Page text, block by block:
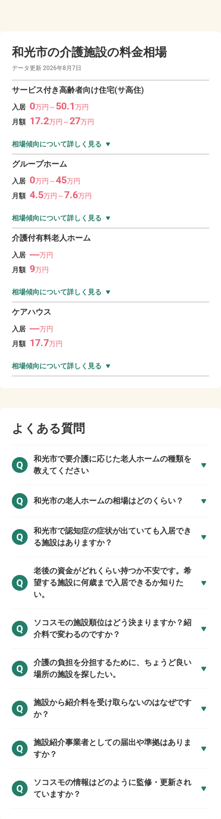
和光市の介護施設の料金相場
データ更新 2026年8月7日
サービス付き高齢者向け住宅(サ高住)
入居 0万円～ 50.1万円
月額 17.2万円～27万円
相場傾向について詳しく見る
グループホーム
入居 0万円～45万円
月額 4.5万円～7.6万円
相場傾向について詳しく見る
介護付有料老人ホーム
入居 ―万円
月額 9万円
相場傾向について詳しく見る
ケアハウス
入居 ―万円
月額 17.7万円
相場傾向について詳しく見る
よくある質問
Q
和光市で要介護に応じた老人ホームの種類を
教えてください
Q 和光市の老人ホームの相場はどのくらい？
Q
和光市で認知症の症状が出ていても入居でき
る施設はありますか？
Q
老後の資金がどれくらい持つか不安です。希
望する施設に何歳まで入居できるか知りた
い。
Q
ソコスモの施設順位はどう決まりますか？紹
介料で変わるのですか？
Q
介護の負担を分担するために、ちょうど良い
場所の施設を探したい。
Q
施設から紹介料を受け取らないのはなぜです
か？
Q
施設紹介事業者としての届出や準拠はありま
すか？
Q
ソコスモの情報はどのように監修・更新され
ていますか？